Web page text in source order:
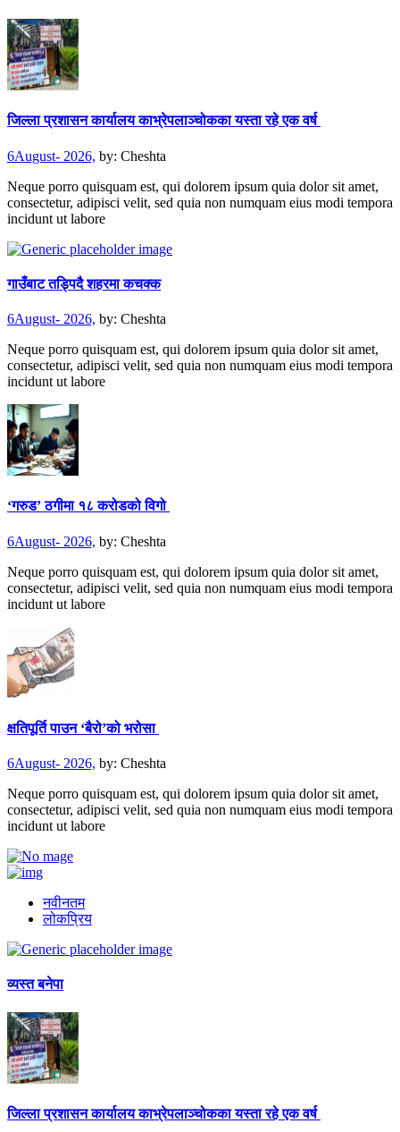
जिल्ला प्रशासन कार्यालय काभ्रेपलाञ्चोकका यस्ता रहे एक वर्ष
6August- 2026, by: Cheshta
Neque porro quisquam est, qui dolorem ipsum quia dolor sit amet,
consectetur, adipisci velit, sed quia non numquam eius modi tempora
incidunt ut labore
गाउँबाट तड्पिदै शहरमा कचक्क
6August- 2026, by: Cheshta
Neque porro quisquam est, qui dolorem ipsum quia dolor sit amet,
consectetur, adipisci velit, sed quia non numquam eius modi tempora
incidunt ut labore
‘गरुड’ ठगीमा १८ करोडको विगो
6August- 2026, by: Cheshta
Neque porro quisquam est, qui dolorem ipsum quia dolor sit amet,
consectetur, adipisci velit, sed quia non numquam eius modi tempora
incidunt ut labore
क्षतिपूर्ति पाउन ‘बैरो’को भरोसा
6August- 2026, by: Cheshta
Neque porro quisquam est, qui dolorem ipsum quia dolor sit amet,
consectetur, adipisci velit, sed quia non numquam eius modi tempora
incidunt ut labore
नवीनतम
लोकप्रिय
व्यस्त बनेपा
जिल्ला प्रशासन कार्यालय काभ्रेपलाञ्चोकका यस्ता रहे एक वर्ष